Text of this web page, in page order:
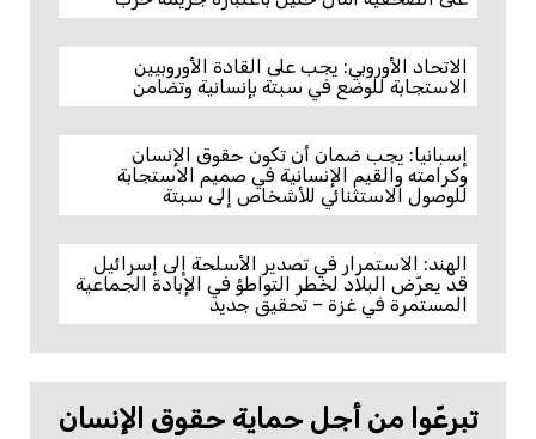
الاتحاد الأوروبي: يجب على القادة الأوروبيين
الاستجابة للوضع في سبتة بإنسانية وتضامن
إسبانيا: يجب ضمان أن تكون حقوق الإنسان
وكرامته والقيم الإنسانية في صميم الاستجابة
للوصول الاستثنائي للأشخاص إلى سبتة
الهند: الاستمرار في تصدير الأسلحة إلى إسرائيل
قد يعرّض البلاد لخطر التواطؤ في الإبادة الجماعية
المستمرة في غزة – تحقيق جديد
تبرعّوا من أجل حماية حقوق الإنسان